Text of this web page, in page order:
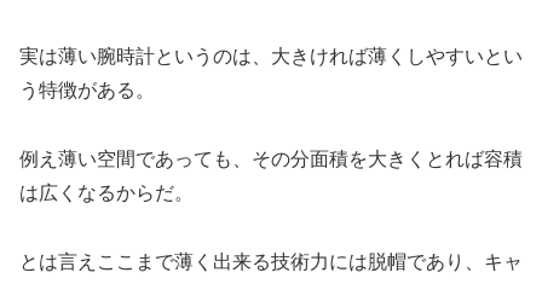
実は薄い腕時計というのは、大きければ薄くしやすいとい
う特徴がある。
例え薄い空間であっても、その分面積を大きくとれば容積
は広くなるからだ。
とは言えここまで薄く出来る技術力には脱帽であり、キャ